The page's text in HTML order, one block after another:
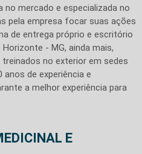
no mercado e especializada no
pela empresa focar suas ações
de entrega próprio e escritório
- MG, ainda mais,
no exterior em sedes
de experiência e
a melhor experiência para
E